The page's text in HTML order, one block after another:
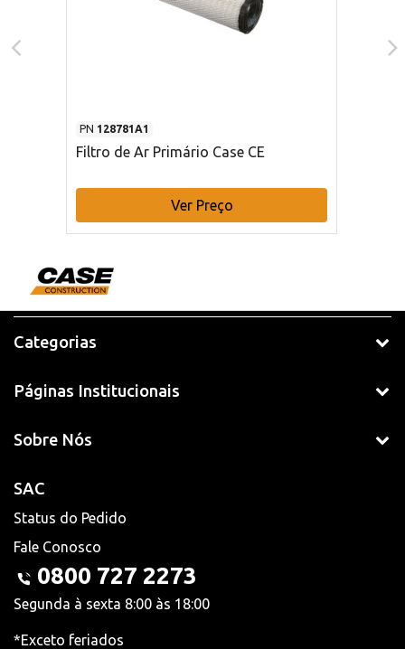
PN 128781A1
Filtro de Ar Primário Case CE
Ver Preço
Categorias
Páginas Institucionais
Sobre Nós
SAC
Status do Pedido
Fale Conosco
0800 727 2273
Segunda à sexta 8:00 às 18:00
*Exceto feriados